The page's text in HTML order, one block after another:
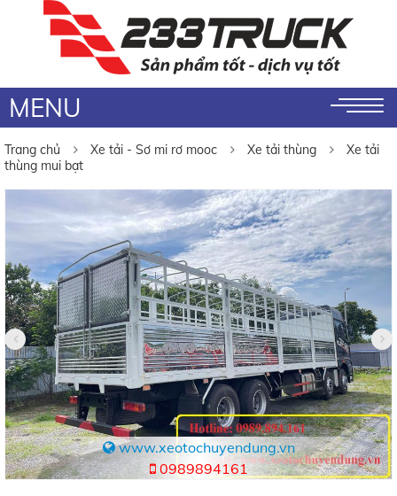
MENU
Trang chủ Xe tải - Sơ mi rơ mooc Xe tải thùng
Xe tải
thùng mui bạt
www.xeotochuyendung.vn
0989894161